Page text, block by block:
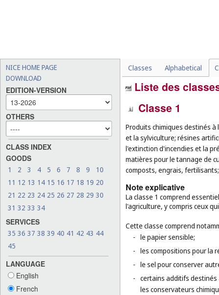
NICE HOME PAGE
DOWNLOAD
EDITION-VERSION
OTHERS
CLASS INDEX
GOODS
1 2 3 4 5 6 7 8 9
10
11 12 13 14 15 16 17 18 19 20
21 22 23 24 25 26 27 28 29 30
31 32 33 34
SERVICES
35 36 37 38 39 40 41 42 43 44
45
LANGUAGE
English
French
Classes Alphabetical
Liste des
Classe 1
Produits chimiques destinés
et la sylviculture; résines
l'extinction d'incendies et la
matières pour le tannage de
composts, engrais,
Note explicative
La classe 1 comprend
l'agriculture, y compris ceux
Cette classe comprend
- le papier sensible;
- les compositions pour la
- le sel pour conserver
- certains additifs destinés
les conservateurs